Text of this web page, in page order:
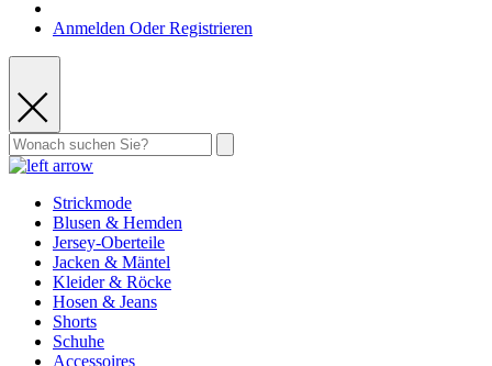
Anmelden Oder Registrieren
Strickmode
Blusen & Hemden
Jersey-Oberteile
Jacken & Mäntel
Kleider & Röcke
Hosen & Jeans
Shorts
Schuhe
Accessoires